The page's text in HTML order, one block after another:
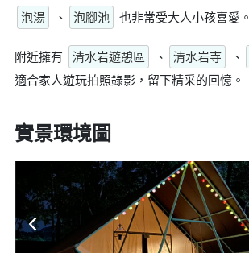
泡湯
、 泡腳池 也非常受大人小孩喜愛。
附近擁有 清水岩遊憩區 、 清水岩寺 、
適合家人遊玩拍照錄影，留下精采的回憶。
實景環境圖